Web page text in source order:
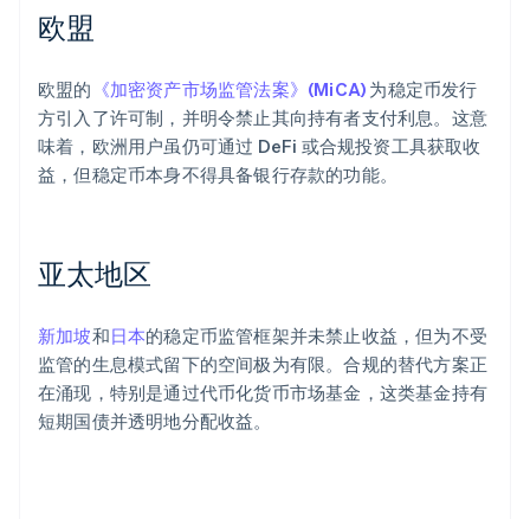
欧盟
欧盟的 《加密资产市场监管法案》(MiCA) 为稳定币发行
方引入了许可制，并明令禁止其向持有者支付利息。这意
味着，欧洲用户虽仍可通过 DeFi 或合规投资工具获取收
益，但稳定币本身不得具备银行存款的功能。
亚太地区
新加坡和日本的稳定币监管框架并未禁止收益，但为不受
监管的生息模式留下的空间极为有限。合规的替代方案正
在涌现，特别是通过代币化货币市场基金，这类基金持有
短期国债并透明地分配收益。